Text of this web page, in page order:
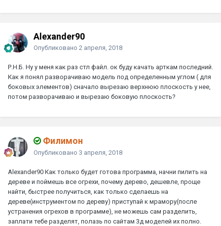
Alexander90
Опубликовано 2 апреля, 2018
Р.Н.Б. Ну у меня как раз стл файл. ок буду качать арткам последний.
Как я понял разворачиваю модель под определенным углом ( для
боковых элементов) сначало вырезаю верхнюю плоскость у нее,
потом разворачиваю и вырезаю боковую плоскость?
Филимон
Опубликовано 3 апреля, 2018
Alexander90 Как только будет готова программа, начни пилить на
дереве и поймешь все огрехи, почему дерево, дешевле, проще
найти, быстрее получиться, как только сделаешь на
дереве(инструментом по дереву) приступай к мрамору(после
устранения огрехов в программе), не можешь сам разделить,
заплати тебе разделят, полазь по сайтам 3д моделей их полно.